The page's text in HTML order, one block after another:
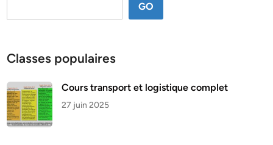
GO
Classes populaires
Cours transport et logistique complet
27 juin 2025